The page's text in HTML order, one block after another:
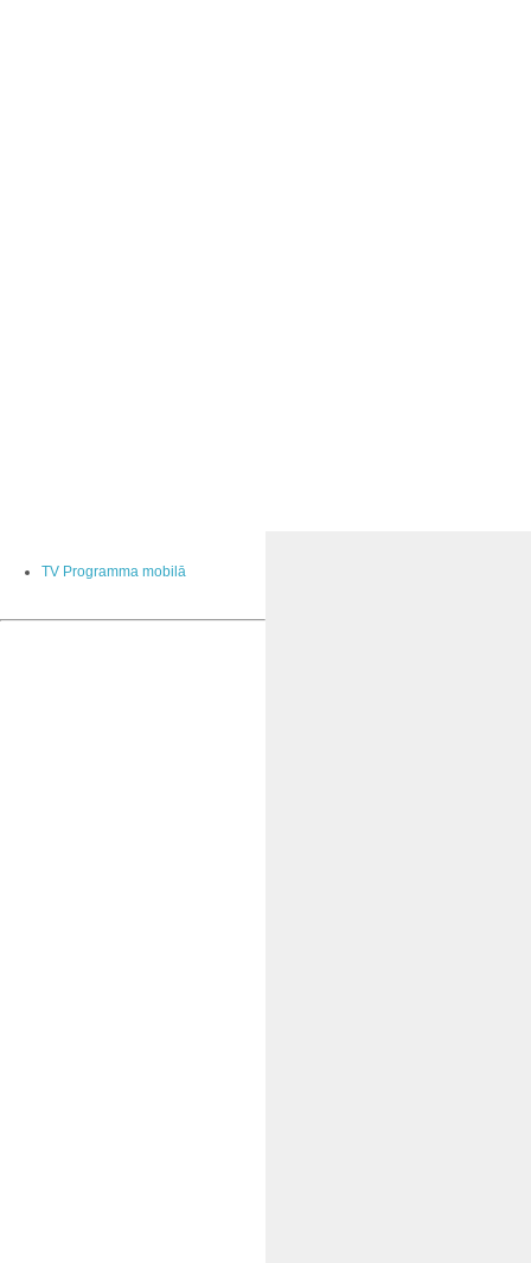
TV Programma mobilā